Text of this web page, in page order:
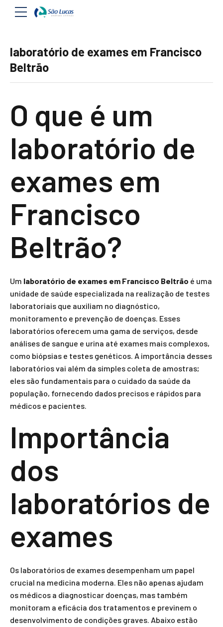
laboratório de exames em Francisco
Beltrão
O que é um
laboratório de
exames em
Francisco
Beltrão?
Um laboratório de exames em Francisco Beltrão é uma
unidade de saúde especializada na realização de testes
laboratoriais que auxiliam no diagnóstico,
monitoramento e prevenção de doenças. Esses
laboratórios oferecem uma gama de serviços, desde
análises de sangue e urina até exames mais complexos,
como biópsias e testes genéticos. A importância desses
laboratórios vai além da simples coleta de amostras;
eles são fundamentais para o cuidado da saúde da
população, fornecendo dados precisos e rápidos para
médicos e pacientes.
Importância
dos
laboratórios de
exames
Os laboratórios de exames desempenham um papel
crucial na medicina moderna. Eles não apenas ajudam
os médicos a diagnosticar doenças, mas também
monitoram a eficácia dos tratamentos e previnem o
desenvolvimento de condições graves. Abaixo estão